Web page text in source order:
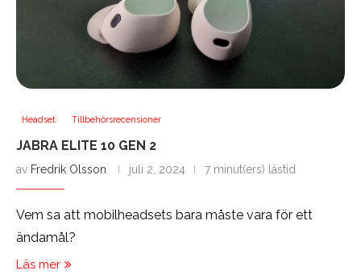
Headset Tillbehörsrecensioner
JABRA ELITE 10 GEN 2
av Fredrik Olsson juli 2, 2024 7 minut(ers) lästid
Vem sa att mobilheadsets bara måste vara för ett
ändamål?
Läs mer